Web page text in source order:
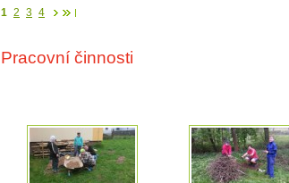
1 2 3 4
Pracovní činnosti